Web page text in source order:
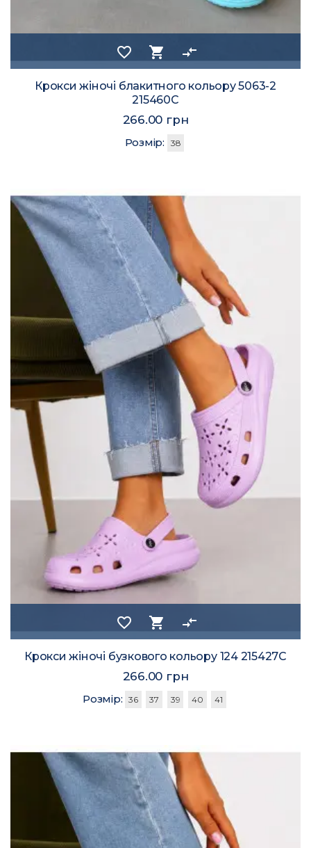
favorite_border shopping_cart compare_arrows
Крокси жіночі блакитного кольору 5063-2
215460C
266.00 грн
Розмір: 38
favorite_border shopping_cart compare_arrows
Крокси жіночі бузкового кольору 124 215427C
266.00 грн
Розмір: 36 37 39 40 41